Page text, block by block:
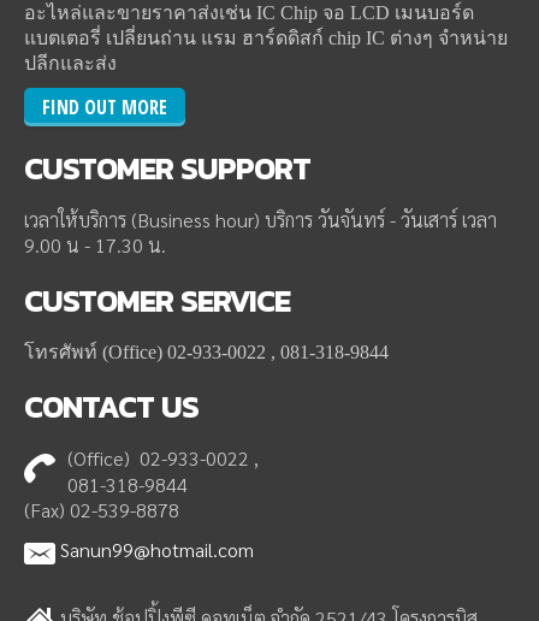
อะไหล่และขายราคาส่งเช่น IC Chip จอ LCD เมนบอร์ด
แบตเตอรี่ เปลี่ยนถ่าน แรม ฮาร์ดดิสก์ chip IC ต่างๆ จำหน่าย
ปลีกและส่ง
FIND OUT MORE
CUSTOMERSUPPORT
เวลาให้บริการ (Business hour) บริการ วันจันทร์ - วันเสาร์ เวลา
9.00 น - 17.30 น.
CUSTOMERSERVICE
โทรศัพท์ (Office) 02-933-0022 , 081-318-9844
CONTACTUS
(Office) 02-933-0022 ,
081-318-9844
(Fax) 02-539-8878
Sanun99@hotmail.com